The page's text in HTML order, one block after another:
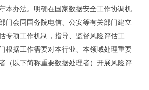
本办法。明确在国家数据安全工作协调机
门会同国务院电信、公安等有关部门建立
专项工作机制，指导、监督风险评估工
根据工作需要对本行业、本领域处理重要
（以下简称重要数据处理者）开展风险评